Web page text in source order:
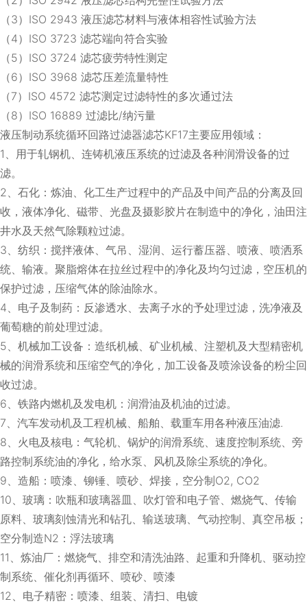
（3）ISO 2943 液压滤芯材料与液体相容性试验方法
（4）ISO 3723 滤芯端向符合实验
（5）ISO 3724 滤芯疲劳特性测定
（6）ISO 3968 滤芯压差流量特性
（7）ISO 4572 滤芯测定过滤特性的多次通过法
（8）ISO 16889 过滤比/纳污量
液压制动系统循环回路过滤器滤芯KF17主要应用领域：
1、用于轧钢机、连铸机液压系统的过滤及各种润滑设备的过
滤。
2、石化：炼油、化工生产过程中的产品及中间产品的分离及回
收，液体净化、磁带、光盘及摄影胶片在制造中的净化，油田注
井水及天然气除颗粒过滤。
3、纺织：搅拌液体、气吊、湿润、运行蓄压器、喷液、喷洒系
统、输液。聚脂熔体在拉丝过程中的净化及均匀过滤，空压机的
保护过滤，压缩气体的除油除水。
4、电子及制药：反渗透水、去离子水的予处理过滤，洗净液及
葡萄糖的前处理过滤。
5、机械加工设备：造纸机械、矿业机械、注塑机及大型精密机
械的润滑系统和压缩空气的净化，加工设备及喷涂设备的粉尘回
收过滤。
6、铁路内燃机及发电机：润滑油及机油的过滤。
7、汽车发动机及工程机械、船舶、载重车用各种液压油滤.
8、火电及核电：气轮机、锅炉的润滑系统、速度控制系统、旁
路控制系统油的净化，给水泵、风机及除尘系统的净化。
9、造船：喷漆、铆锤、喷砂、焊接，空分制O2, CO2
10、玻璃：吹瓶和玻璃器皿、吹灯管和电子管、燃烧气、传输
原料、玻璃刻蚀清光和钻孔、输送玻璃、气动控制、真空吊板；
空分制造N2：浮法玻璃
11、炼油厂：燃烧气、排空和清洗油路、起重和升降机、驱动控
制系统、催化剂再循环、喷砂、喷漆
12、电子精密：喷漆、组装、清扫、电镀